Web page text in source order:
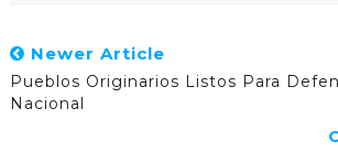
Newer Article
Pueblos Originarios Listos Para
Nacional